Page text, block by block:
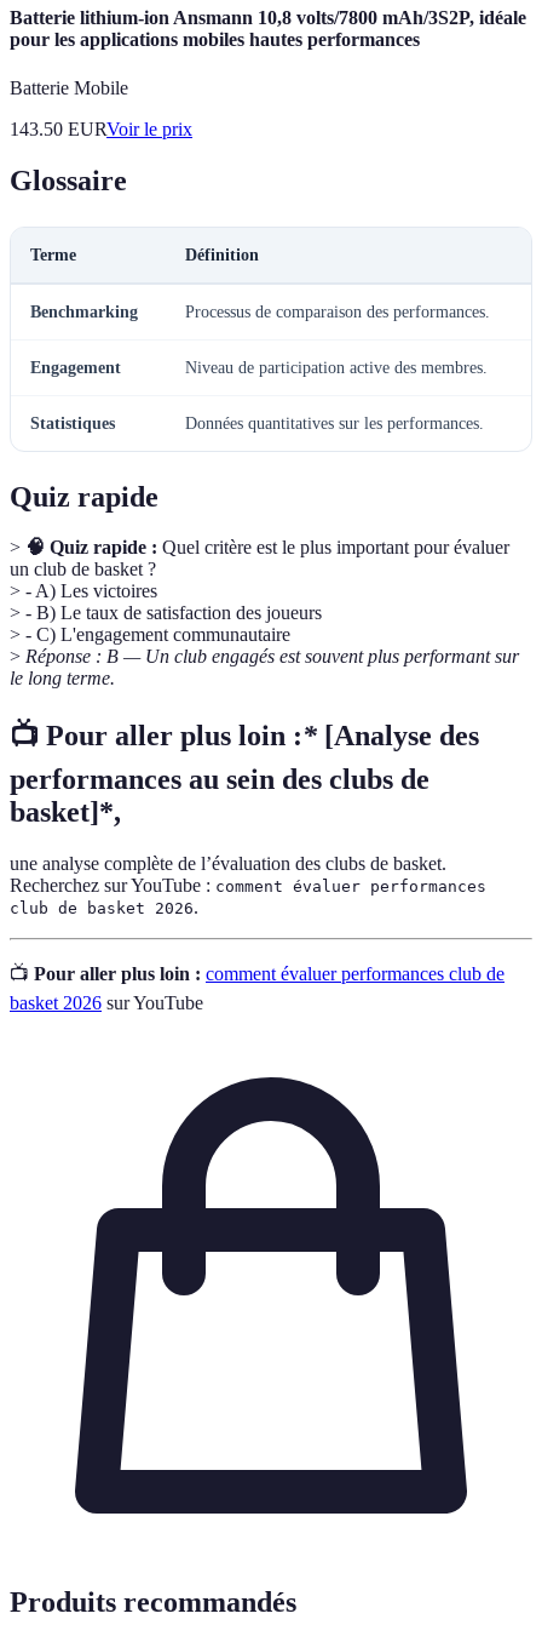
Batterie lithium-ion Ansmann 10,8 volts/7800 mAh/3S2P, idéale
pour les applications mobiles hautes performances
Batterie Mobile
143.50 EURVoir le prix
Glossaire
Terme Définition
Benchmarking Processus de comparaison des performances.
Engagement Niveau de participation active des membres.
Statistiques Données quantitatives sur les performances.
Quiz rapide
> 🧠 Quiz rapide : Quel critère est le plus important pour évaluer
un club de basket ?
> - A) Les victoires
> - B) Le taux de satisfaction des joueurs
> - C) L'engagement communautaire
> Réponse : B — Un club engagés est souvent plus performant sur
le long terme.
📺 Pour aller plus loin :* [Analyse des
performances au sein des clubs de
basket]*,
une analyse complète de l’évaluation des clubs de basket.
Recherchez sur YouTube : comment évaluer performances
club de basket 2026.
📺 Pour aller plus loin : comment évaluer performances club de
basket 2026 sur YouTube
Produits recommandés